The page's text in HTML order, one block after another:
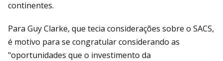
continentes.
Para Guy Clarke, que tecia considerações sobre o SACS,
é motivo para se congratular considerando as
"oportunidades que o investimento da